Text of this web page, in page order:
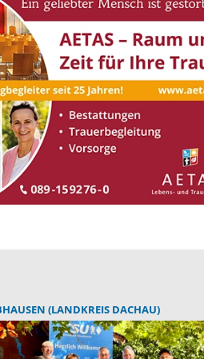
(LANDKREIS DACHAU)